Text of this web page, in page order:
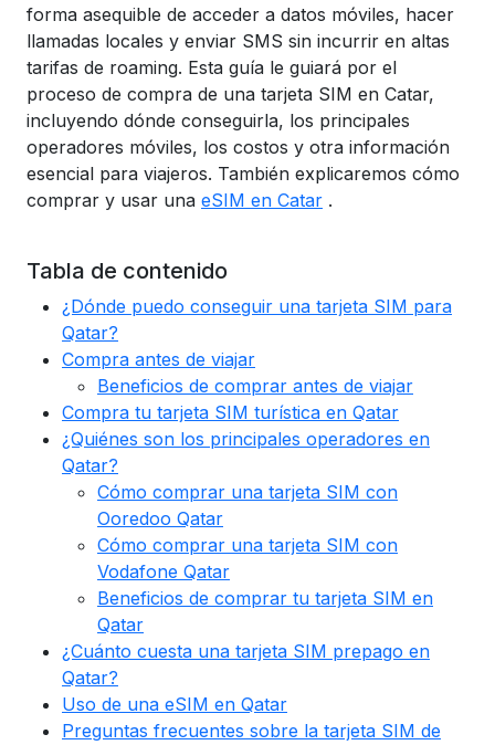
forma asequible de acceder a datos móviles, hacer
llamadas locales y enviar SMS sin incurrir en altas
tarifas de roaming. Esta guía le guiará por el
proceso de compra de una tarjeta SIM en Catar,
incluyendo dónde conseguirla, los principales
operadores móviles, los costos y otra información
esencial para viajeros. También explicaremos cómo
comprar y usar una eSIM en Catar .
Tabla de contenido
¿Dónde puedo conseguir una tarjeta SIM para
Qatar?
Compra antes de viajar
Beneficios de comprar antes de viajar
Compra tu tarjeta SIM turística en Qatar
¿Quiénes son los principales operadores en
Qatar?
Cómo comprar una tarjeta SIM con
Ooredoo Qatar
Cómo comprar una tarjeta SIM con
Vodafone Qatar
Beneficios de comprar tu tarjeta SIM en
Qatar
¿Cuánto cuesta una tarjeta SIM prepago en
Qatar?
Uso de una eSIM en Qatar
Preguntas frecuentes sobre la tarjeta SIM de